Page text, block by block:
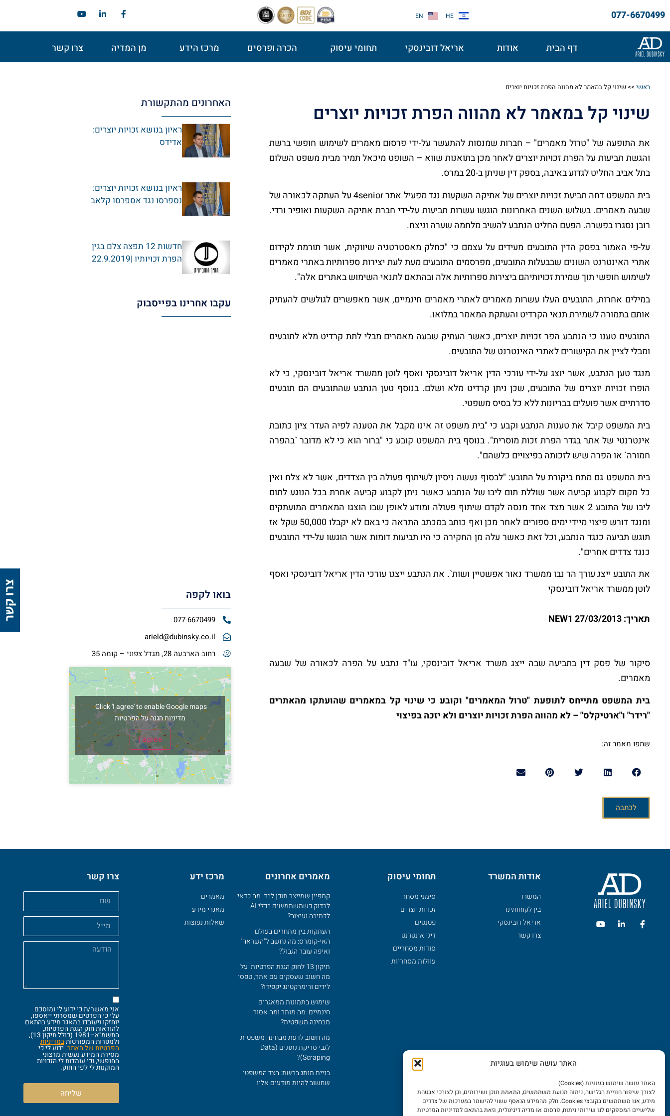
האתר עושה שימוש בעוגיות
האתר עושה שימוש בעוגיות (Cookies)
לצורך שיפור חוויית הגלישה, ניתוח תנועת משתמשים, התאמת תוכן ושירותים, וכן לצורכי אבטחת
מידע, אנו משתמשים בקובצי Cookies. חלק מהמידע הנאסף עשוי להישמר במערכות של צדדים
שלישיים המספקים לנו שירותי ניתוח, פרסום או מדיה דיגיטלית, וזאת בהתאם למדיניות הפרטיות
077-6670499
HE
EN
דף הבית אודות אריאל דובינסקי תחומי עיסוק הכרה ופרסים מרכז הידע מן המדיה צרו קשר
ראשי >>שינוי קל במאמר לא מהווה הפרת זכויות יוצרים
שינוי קל במאמר לא מהווה הפרת זכויות יוצרים
את התופעה של "טרול מאמרים" – חברות שמנסות להתעשר על-ידי פרסום מאמרים לשימוש חופשי ברשת
והגשת תביעות על הפרת זכויות יוצרים לאחר מכן בתואנות שווא – השופט מיכאל תמיר מבית משפט השלום
בתל אביב החליט לגדוע באיבה, בספק דין שניתן ב-20 במרס.
בית המשפט דחה תביעת זכויות יוצרים של אתיקה השקעות נגד מפעיל אתר 4senior על העתקה לכאורה של
שבעה מאמרים. בשלוש השנים האחרונות הוגשו עשרות תביעות על-ידי חברת אתיקה השקעות ואופיר ורדי.
רובן נסגרו בפשרה. הפעם החליט הנתבע להשיב מלחמה שערה וניצח.
על-פי האמור בפסק הדין התובעים מעידים על עצמם כי "כחלק מאסטרטגיה שיווקית, אשר תורמת לקידום
אתרי האינטרנט השונים שבבעלות התובעים, מפרסמים התובעים מעת לעת יצירות ספרותיות באתרי מאמרים
לשימוש חופשי תוך שמירת זכויותיהם ביצירות ספרותיות אלה ובהתאם לתנאי השימוש באתרים אלה".
במילים אחרות, התובעים העלו עשרות מאמרים לאתרי מאמרים חינמיים, אשר מאפשרים לגולשים להעתיק
אותם בתמורה לשמירת תנאי הקרדיט והעתקת המאמר במלואו.
התובעים טענו כי הנתבע הפר זכויות יוצרים, כאשר העתיק שבעה מאמרים מבלי לתת קרדיט מלא לתובעים
ומבלי לציין את הקישורים לאתרי האינטרנט של התובעים.
מנגד טען הנתבע, אשר יוצג על-ידי עורכי הדין אריאל דובינסקי ואסף לוטן ממשרד אריאל דובינסקי, כי לא
הופרו זכויות יוצרים של התובעים, שכן ניתן קרדיט מלא ושלם. בנוסף טען הנתבע שהתובעים הם תובעים
סדרתיים אשר פועלים בבריונות ללא כל בסיס משפטי.
בית המשפט קיבל את טענות הנתבע וקבע כי "בית משפט זה אינו מקבל את הטענה לפיה העדר ציון כתובת
אינטרנטי של אתר בגדר הפרת זכות מוסרית". בנוסף בית המשפט קובע כי "ברור הוא כי לא מדובר `בהפרה
חמורה` או הפרה שיש לזכותה בפיצויים כלשהם".
בית המשפט גם מתח ביקורת על התובע: "לבסוף נעשה ניסיון לשיתוף פעולה בין הצדדים, אשר לא צלח ואין
כל מקום לקבוע קביעה אשר שוללת תום ליבו של הנתבע כאשר ניתן לקבוע קביעה אחרת בכל הנוגע לתום
ליבו של התובע 2 אשר מצד אחד מנסה לקדם שיתוף פעולה ומודע לאופן שבו הוצגו המאמרים המועתקים
ומנגד דורש פיצוי מיידי ימים ספורים לאחר מכן ואף כותב במכתב התראה כי באם לא יקבלו 50,000 שקל אז
תוגש תביעה כנגד הנתבע, וכל זאת כאשר עלה מן החקירה כי היו תביעות דומות אשר הוגשו על-ידי התובעים
כנגד צדדים אחרים".
את התובע ייצג עורך הר נבו ממשרד נאור אפשטיין ושות`. את הנתבע ייצגו עורכי הדין אריאל דובינסקי ואסף
לוטן ממשרד אריאל דובינסקי
תאריך: 27/03/2013 NEW1
סיקור של פסק דין בתביעה שבה ייצג משרד אריאל דובינסקי, עו"ד נתבע על הפרה לכאורה של שבעה
מאמרים.
בית המשפט מתייחס לתופעת "טרול המאמרים" וקובע כי שינוי קל במאמרים שהועתקו מהאתרים
"רידר" ו"ארטיקלס" – לא מהווה הפרת זכויות יוצרים ולא יזכה בפיצוי
שתפו מאמר זה:
לכתבה
האחרונים מהתקשורת
ראיון בנושא זכויות יוצרים:
אדידס
ראיון בנושא זכויות יוצרים:
נספרסו נגד אספרסו קלאב
חדשות 12 תפצה צלם בגין
הפרת זכויותיו |22.9.2019
עקבו אחרינו בפייסבוק
בואו לקפה
077-6670499
arield@dubinsky.co.il
רחוב הארבעה 28, מגדל צפוני – קומה 35
Click 'I agree' to enable Google maps
מדיניות הגנה על הפרטיות
I agree
אודות המשרד
המשרד
בין לקוחותינו
אריאל דובינסקי
צרו קשר
תחומי עיסוק
סימני מסחר
זכויות יוצרים
פטנטים
דיני אינטרנט
סודות מסחריים
עוולות מסחריות
מאמרים אחרונים
קמפיין שמייצר תוכן לבד: מה כדאי
לבדוק כשמשתמשים בכלי AI
לכתיבה ועיצוב?
העתקות בין מתחרים בעולם
האי-קומרס: מה נחשב ל"השראה"
ואיפה עובר הגבול?
תיקון 13 לחוק הגנת הפרטיות: על
מה חשוב שעסקים עם אתר‚ טפסי
לידים ורימרקטינג יקפידו?
שימוש בתמונות ממאגרים
חינמיים: מה מותר ומה אסור
מבחינה משפטית?
מה חשוב לדעת מבחינה משפטית
לגבי סריקת נתונים (Data
Scraping)?
בניית מותג ברשת: הצד המשפטי
שחשוב להיות מודעים אליו
מרכז ידע
מאמרים
מאגרי מידע
שאלות נפוצות
צרו קשר
אני מאשר/ת כי ידוע לי ומוסכם
עלי כי הפרטים שמסרתי ייאספו,
יוחזקו ויעובדו במאגר מידע בהתאם
להוראות חוק הגנת הפרטיות,
התשמ"א–1981 (כולל תיקון 13),
ולמטרות המפורטותבמדיניות
הפרטיות של האתר. ידוע לי כי
מסירת המידע נעשית מרצוני
החופשי, וכי עומדות לי הזכויות
המוקנות לי לפי החוק.
שליחה
השאירו פרטים, חייגו או כתבו בווצאפ לקבלת ייעוץ!
(כולל תיקון 13), ולמטרות המפורטות
לי לפי החוק.